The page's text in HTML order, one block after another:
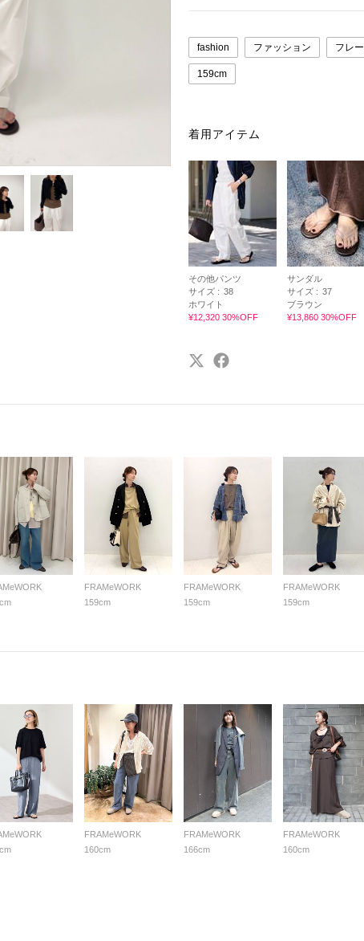
fashion ファッション フレ
159cm
着用アイテム
その他パンツ
サイズ : 38
ホワイト
¥12,320 30%OFF
サンダル
サイズ : 37
ブラウン
¥13,860 30%OFF
FRAMeWORK
159cm
FRAMeWORK
159cm
FRAMeWORK
159cm
FRAMeWORK
160cm
FRAMeWORK
166cm
FRAMeWORK
160cm